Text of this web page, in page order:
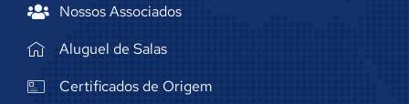
Nossos Associados
Aluguel de Salas
Certificados de Origem